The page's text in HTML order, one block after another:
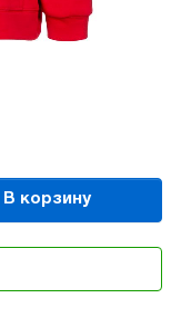
В корзину